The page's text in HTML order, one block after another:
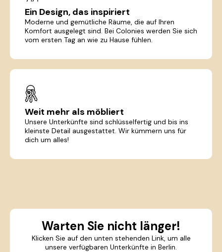
Ein Design, das inspiriert
Moderne und gemütliche Räume, die auf Ihren
Komfort ausgelegt sind. Bei Colonies werden Sie sich
vom ersten Tag an wie zu Hause fühlen.
Weit mehr als möbliert
Unsere Unterkünfte sind schlüsselfertig und bis ins
kleinste Detail ausgestattet. Wir kümmern uns für
dich um alles!
Warten Sie nicht länger!
Klicken Sie auf den unten stehenden Link, um alle
unsere verfügbaren Unterkünfte in Berlin.